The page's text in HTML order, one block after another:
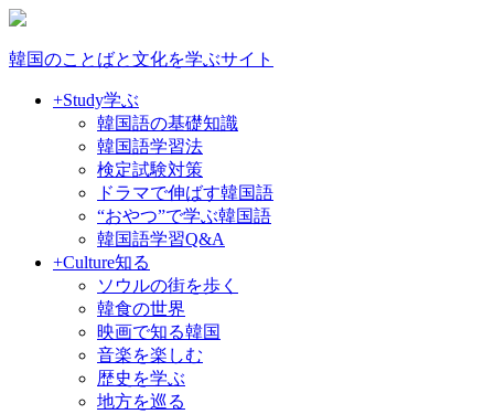
韓国のことばと文化を学ぶサイト
+Study学ぶ
韓国語の基礎知識
韓国語学習法
検定試験対策
ドラマで伸ばす韓国語
“おやつ”で学ぶ韓国語
韓国語学習Q&A
+Culture知る
ソウルの街を歩く
韓食の世界
映画で知る韓国
音楽を楽しむ
歴史を学ぶ
地方を巡る